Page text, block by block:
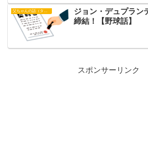
父ちゃんの話（タイガース）
ジョン・デュプラン
締結！【野球話】
スポンサーリンク